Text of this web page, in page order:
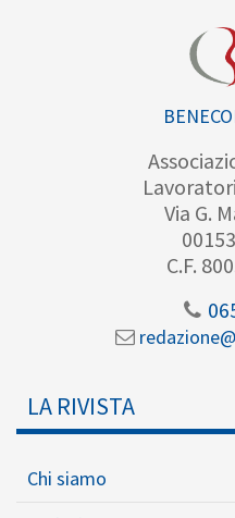
Via G.
C.F.
LA RIVISTA
Chi siamo